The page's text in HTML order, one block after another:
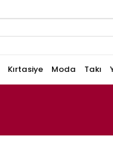
Kırtasiye Moda Takı